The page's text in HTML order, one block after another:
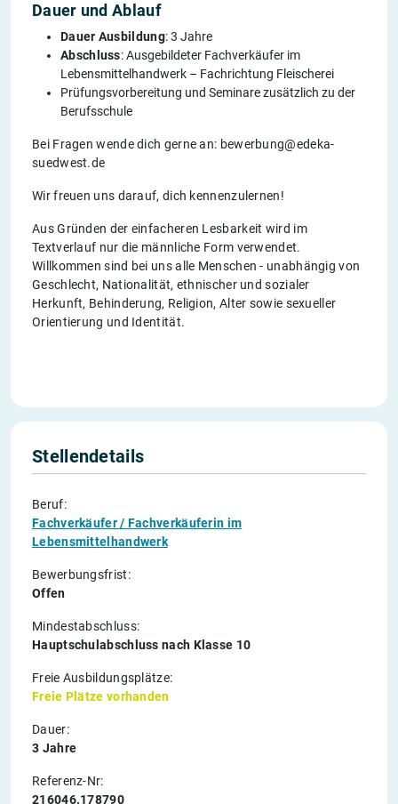
Dauer und Ablauf
Dauer Ausbildung: 3 Jahre
Abschluss: Ausgebildeter Fachverkäufer im
Lebensmittelhandwerk – Fachrichtung Fleischerei
Prüfungsvorbereitung und Seminare zusätzlich zu der
Berufsschule
Bei Fragen wende dich gerne an: bewerbung@edeka-
suedwest.de
Wir freuen uns darauf, dich kennenzulernen!
Aus Gründen der einfacheren Lesbarkeit wird im
Textverlauf nur die männliche Form verwendet.
Willkommen sind bei uns alle Menschen - unabhängig von
Geschlecht, Nationalität, ethnischer und sozialer
Herkunft, Behinderung, Religion, Alter sowie sexueller
Orientierung und Identität.
Stellendetails
Beruf:
Fachverkäufer / Fachverkäuferin im
Lebensmittelhandwerk
Bewerbungsfrist:
Offen
Mindestabschluss:
Hauptschulabschluss nach Klasse 10
Freie Ausbildungsplätze:
Freie Plätze vorhanden
Dauer:
3 Jahre
Referenz-Nr:
216046.178790